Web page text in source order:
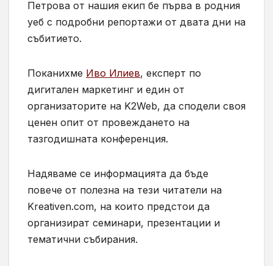
Петрова от нашия екип бе първа в родния
уеб с подробни репортажи от двата дни на
събитието.
Поканихме Иво Илиев, експерт по
дигитален маркетинг и един от
организаторите на K2Web, да сподели своя
ценен опит от провеждането на
тазгодишната конференция.
Надяваме се информацията да бъде
повече от полезна на тези читатели на
Kreativen.com, на които предстои да
организират семинари, презентации и
тематични събирания.